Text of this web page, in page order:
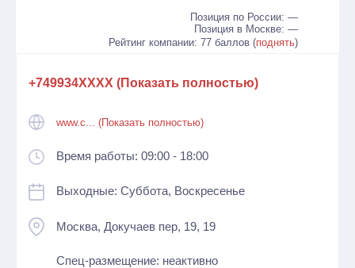
Позиция по России: —
Позиция в Москве: —
Рейтинг компании: 77 баллов (поднять)
+749934XXXX (Показать полностью)
www.c... (Показать полностью)
Время работы: 09:00 - 18:00
Выходные: Суббота, Воскресенье
Москва, Докучаев пер, 19, 19
Спец-размещение: неактивно